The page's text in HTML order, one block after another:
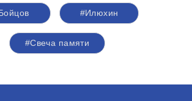
#Илюхин
#Свеча памяти